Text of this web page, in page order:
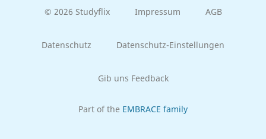
© 2026 Studyflix Impressum AGB
Datenschutz Datenschutz-Einstellungen
Gib uns Feedback
Part of the EMBRACE family